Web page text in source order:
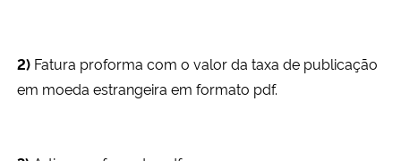
2) Fatura proforma com o valor da taxa de publicação
em moeda estrangeira em formato pdf.